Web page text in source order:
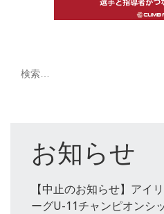
お知らせ
【中止のお知らせ】アイ
ーグU-11チャンピオンシ